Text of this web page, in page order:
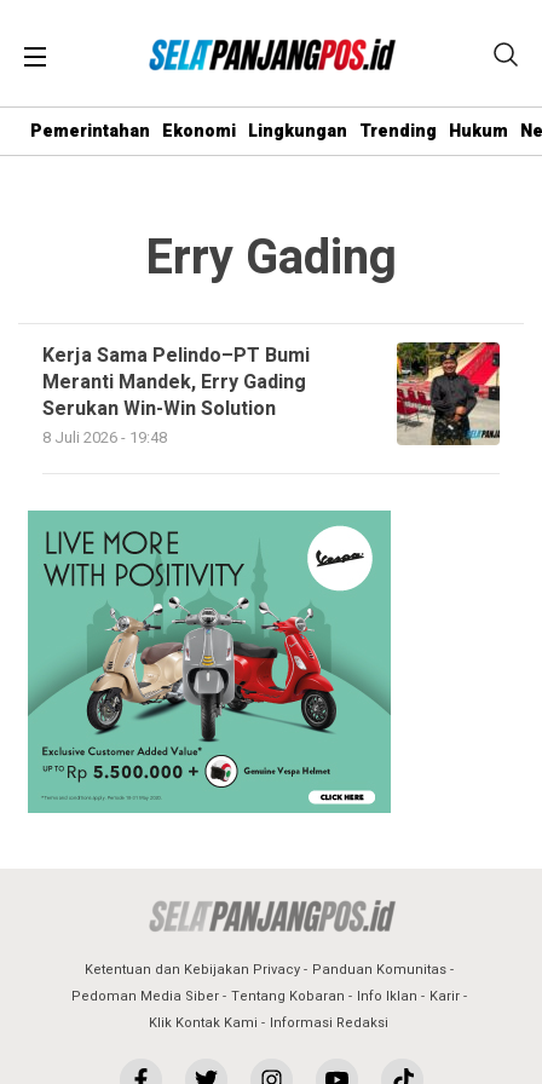
Pemerintahan Ekonomi Lingkungan Trending Hukum
Erry Gading
Kerja Sama Pelindo–PT Bumi
Meranti Mandek, Erry Gading
Serukan Win-Win Solution
8 Juli 2026 - 19:48
Ketentuan dan Kebijakan Privacy
Panduan Komunitas
Pedoman Media Siber
Tentang Kobaran Info Iklan
Karir
Klik Kontak Kami
Informasi Redaksi